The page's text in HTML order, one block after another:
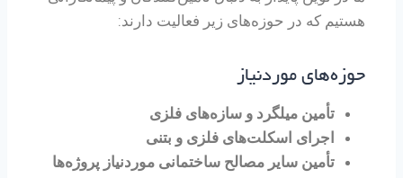
هستیم که در حوزه‌های زیر فعالیت دارند:
حوزه‌های موردنیاز
تأمین میلگرد و سازه‌های فلزی
اجرای اسکلت‌های فلزی و بتنی
تأمین سایر مصالح ساختمانی موردنیاز پروژه‌ها